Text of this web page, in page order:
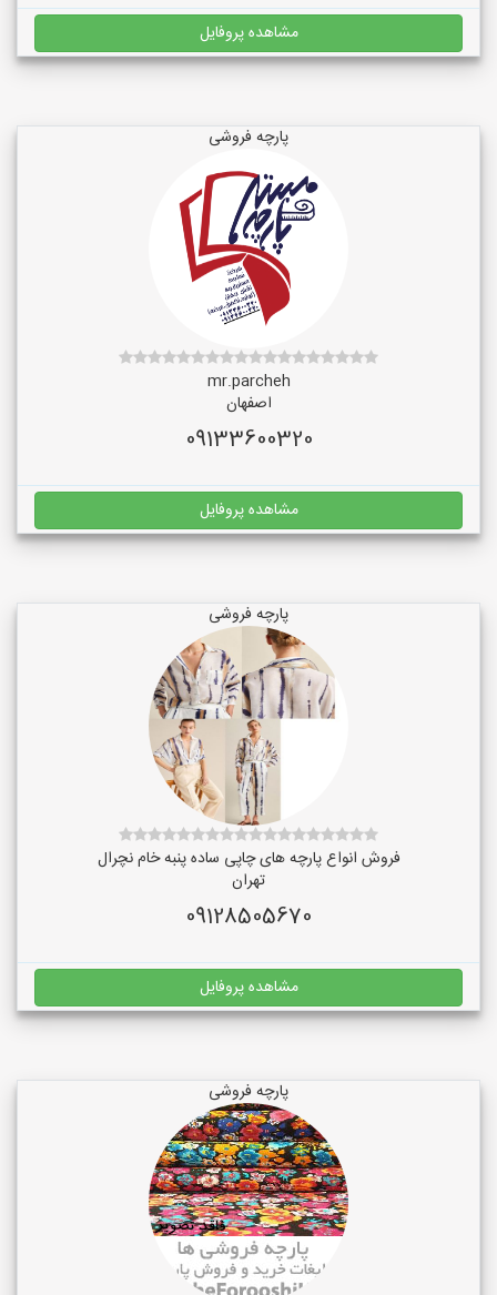
مشاهده پروفایل
پارچه فروشی
mr.parcheh
اصفهان
09133600320
مشاهده پروفایل
پارچه فروشی
فروش انواع پارچه های چاپی ساده پنبه خام نچرال
تهران
09128505670
مشاهده پروفایل
پارچه فروشی